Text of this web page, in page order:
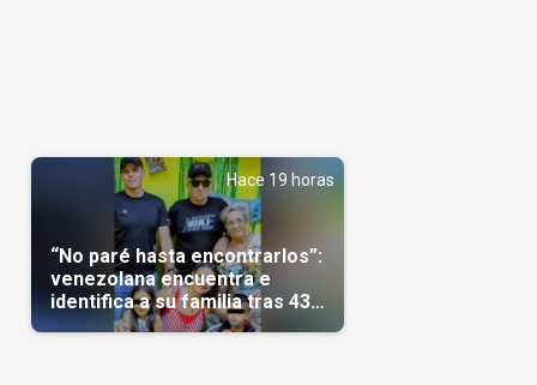
Hace 19 horas
“No paré hasta encontrarlos”:
venezolana encuentra e
identifica a su familia tras 43
días del terremoto